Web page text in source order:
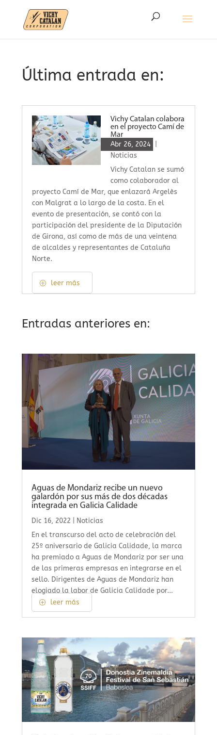
Última entrada en:
Vichy Catalan colabora
en el proyecto Camí de
Mar
Abr 26, 2024
Noticias
Vichy Catalan se sumó
como colaborador al
proyecto Camí de Mar, que enlazará Argelès
con Malgrat a lo largo de la costa. En el
evento de presentación, se contó con la
participación del presidente de la Diputación
de Girona, así como de más de una veintena
de alcaldes y representantes de Cataluña
Norte.
leer más
Entradas anteriores en:
Aguas de Mondariz recibe un nuevo
galardón por sus más de dos décadas
integrada en Galicia Calidade
Dic 16, 2022
Noticias
En el transcurso del acto de celebración del
25º aniversario de Galicia Calidade, la marca
ha premiado a Aguas de Mondariz por ser una
de las primeras empresas en integrarse en el
sello. Dirigentes de Aguas de Mondariz han
elogiado la labor de Galicia Calidade por...
leer más